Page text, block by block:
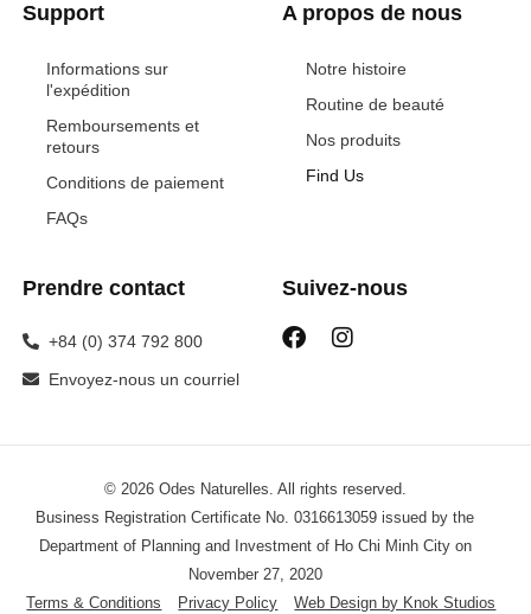
Support
Informations sur
l'expédition
Remboursements et
retours
Conditions de paiement
FAQs
A propos de nous
Notre histoire
Routine de beauté
Nos produits
Find Us
Prendre contact
+84 (0) 374 792 800
Envoyez-nous un courriel
Suivez-nous
© 2026 Odes Naturelles. All rights reserved.
Business Registration Certificate No. 0316613059 issued by the
Department of Planning and Investment of Ho Chi Minh City on
November 27, 2020
Terms & Conditions
Privacy Policy Web Design by Knok Studios